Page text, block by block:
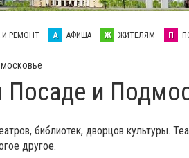
И РЕМОНТ А АФИША Ж ЖИТЕЛЯМ П
Посаде и
библиотек, дворцов культуры.
другое.